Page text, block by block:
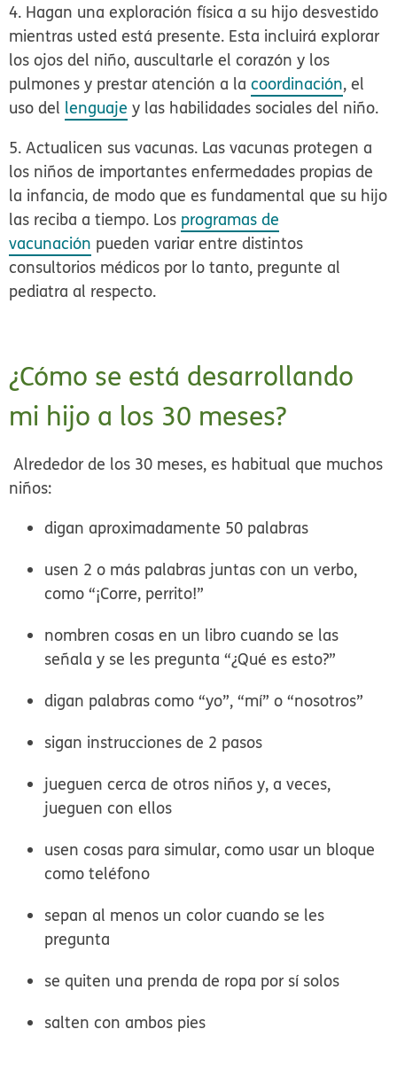
4. Hagan una exploración física a su hijo desvestido
mientras usted está presente. Esta incluirá explorar
los ojos del niño, auscultarle el corazón y los
pulmones y prestar atención a lacoordinación, el
uso del lenguaje y las habilidades sociales del niño.
5. Actualicen sus vacunas. Las vacunas protegen a
los niños de importantes enfermedades propias de
la infancia, de modo que es fundamental que su hijo
las reciba a tiempo. Los programas de
vacunación pueden variar entre distintos
consultorios médicos por lo tanto, pregunte al
pediatra al respecto.
¿Cómo se está desarrollando
mi hijo a los 30 meses?
Alrededor de los 30 meses, es habitual que muchos
niños:
digan aproximadamente 50 palabras
usen 2 o más palabras juntas con un verbo,
como “¡Corre, perrito!”
nombren cosas en un libro cuando se las
señala y se les pregunta “¿Qué es esto?”
digan palabras como “yo”, “mí” o “nosotros”
sigan instrucciones de 2 pasos
jueguen cerca de otros niños y, a veces,
jueguen con ellos
usen cosas para simular, como usar un bloque
como teléfono
sepan al menos uncolorcuando se les
pregunta
se quiten una prenda de ropa por sí solos
saltencon ambos pies